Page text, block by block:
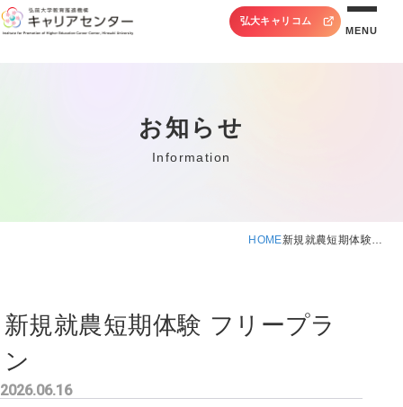
弘大キャリコム
MENU
お知らせ
Information
HOME新規就農短期体験…
新規就農短期体験 フリープラ
ン
2026.06.16